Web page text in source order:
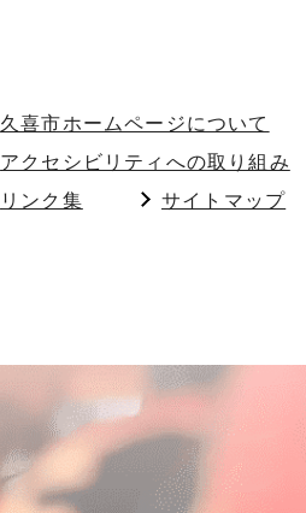
久喜市ホームページについて
アクセシビリティへの取り組み
リンク集
サイトマップ